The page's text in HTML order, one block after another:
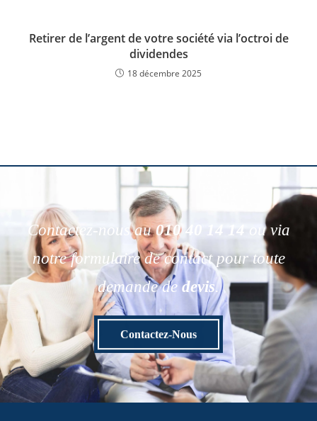
Retirer de l’argent de votre société via l’octroi de
dividendes
18 décembre 2025
Contactez-nous au010 40 14 14
ou via
notre formulaire de contact pour toute
demande de devis.
Contactez-Nous